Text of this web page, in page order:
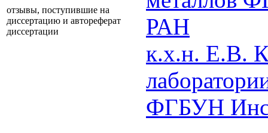
отзывы, поступившие на
диссертацию и автореферат
диссертации
РАН
к.х.н. Е.В.
ФГБУН